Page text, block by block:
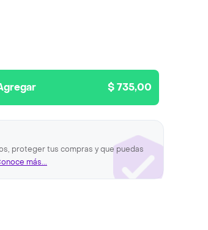
$ 735,00
proteger tus compras y que puedas
más...